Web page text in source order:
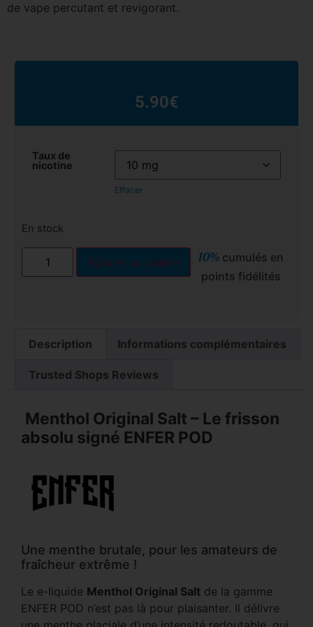
de vape percutant et revigorant.
5.90€
Taux de
nicotine
Effacer
En stock
Ajouter au panier 10% cumulés en
points fidélités
Description Informations complémentaires
Trusted Shops Reviews
Menthol Original Salt – Le frisson
absolu signé ENFER POD
Une menthe brutale, pour les amateurs de
fraîcheur extrême !
Le e-liquide Menthol Original Salt de la gamme
ENFER POD n’est pas là pour plaisanter. Il délivre